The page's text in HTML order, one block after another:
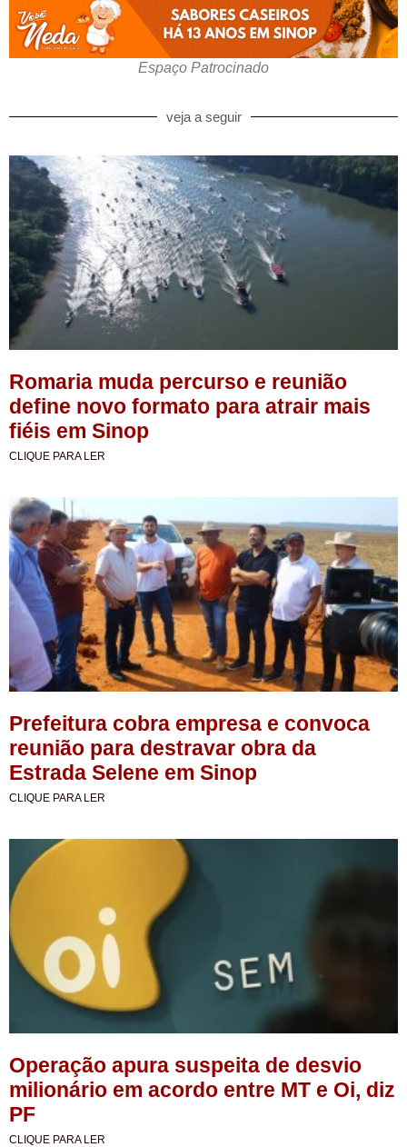
Espaço Patrocinado
veja a seguir
Romaria muda percurso e reunião
define novo formato para atrair mais
fiéis em Sinop
CLIQUE PARA LER
Prefeitura cobra empresa e convoca
reunião para destravar obra da
Estrada Selene em Sinop
CLIQUE PARA LER
Operação apura suspeita de desvio
milionário em acordo entre MT e Oi, diz
PF
CLIQUE PARA LER